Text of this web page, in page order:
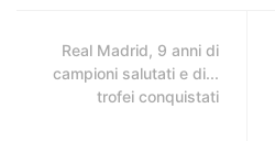
Real Madrid, 9 anni di
campioni salutati e di...
trofei conquistati